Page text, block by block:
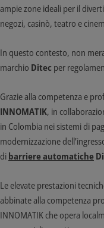
ampie zone ideali per il
negozi, casinò, teatro e
In questo contesto, non
marchio Ditec per
Grazie alla competenza e
INNOMATIK, in
in Colombia nei sistemi di
modernizzazione
di barriere automatiche
Le elevate prestazioni
abbinate alla competenza
INNOMATIK che opera